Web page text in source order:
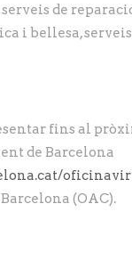
de
i bellesa,
fins al
de Barcelona
(OAC).